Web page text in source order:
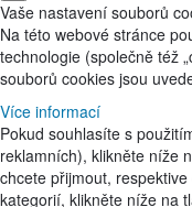
Vaše nastavení souborů
Na této webové stránce
technologie (společně též
souborů cookies jsou
Více informací
Pokud souhlasíte s
reklamních), klikněte níže
chcete přijmout,
kategorií, klikněte níže na